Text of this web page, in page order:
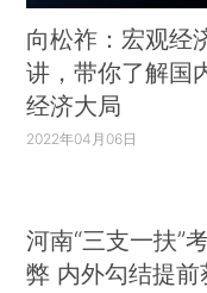
向松祚：宏观经
讲，带你了解国
经济大局
2022年04月06日
河南“三支一扶”
弊 内外勾结提前